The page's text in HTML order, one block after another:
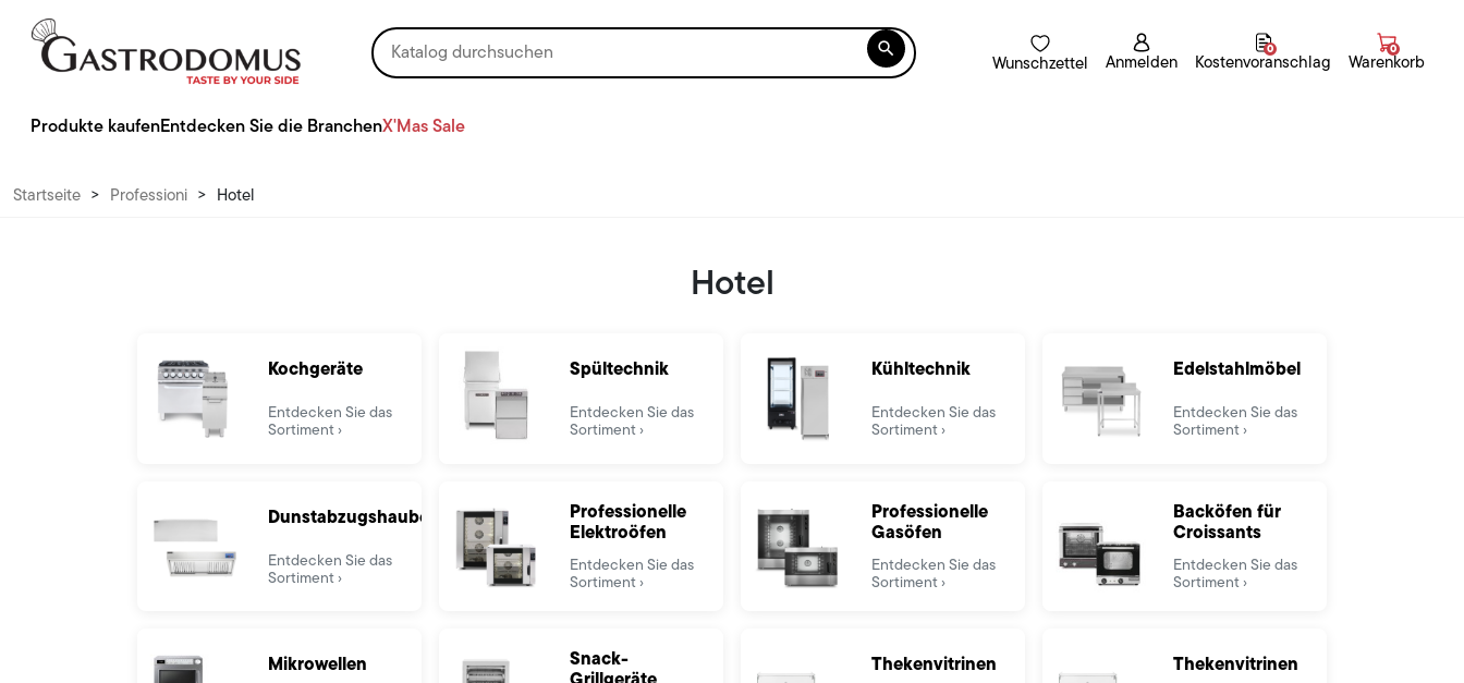

Wunschzettel Anmelden Kostenvoranschlag
0
Warenkorb
0
Produkte kaufenEntdecken Sie die BranchenX'Mas Sale
Startseite > Professioni > Hotel
Hotel
Kochgeräte
Entdecken Sie das
Sortiment
Spültechnik
Entdecken Sie das
Sortiment
Kühltechnik
Entdecken Sie das
Sortiment
Edelstahlmöbel
Entdecken Sie das
Sortiment
Dunstabzugshauben
Entdecken Sie das
Sortiment
Professionelle
Elektroöfen
Entdecken Sie das
Sortiment
Professionelle
Gasöfen
Entdecken Sie das
Sortiment
Backöfen für
Croissants
Entdecken Sie das
Sortiment
Mikrowellen Snack- Thekenvitrinen Thekenvitrinen